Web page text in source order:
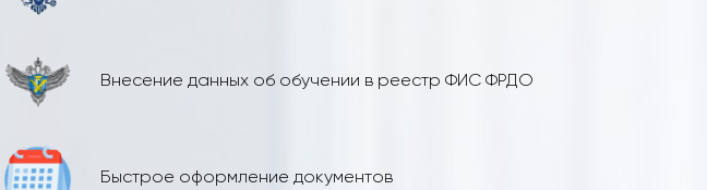
Внесение данных об обучении в реестр ФИС ФРДО
Быстрое оформление документов